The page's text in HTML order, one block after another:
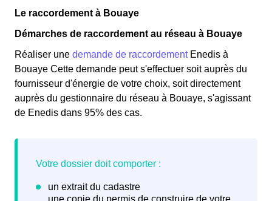
Le raccordement à Bouaye
Démarches de raccordement au réseau à Bouaye
Réaliser une demande de raccordementEnedis à
Bouaye Cette demande peut s'effectuer soit auprès du
fournisseur d'énergie de votre choix, soit directement
auprès du gestionnaire du réseau à Bouaye, s'agissant
de Enedis dans 95% des cas.